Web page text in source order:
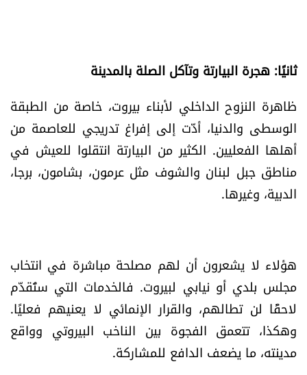
ثانيًا: هجرة البيارتة وتآكل الصلة بالمدينة
ظاهرة النزوح الداخلي لأبناء بيروت، خاصة من الطبقة
الوسطى والدنيا، أدّت إلى إفراغ تدريجي للعاصمة من
أهلها الفعليين. الكثير من البيارتة انتقلوا للعيش في
مناطق جبل لبنان والشوف مثل عرمون، بشامون، برجا،
الدبية، وغيرها.
هؤلاء لا يشعرون أن لهم مصلحة مباشرة في انتخاب
مجلس بلدي أو نيابي لبيروت. فالخدمات التي ستُقدّم
لاحقًا لن تطالهم، والقرار الإنمائي لا يعنيهم فعليًا.
وهكذا، تتعمق الفجوة بين الناخب البيروتي وواقع
مدينته، ما يضعف الدافع للمشاركة.